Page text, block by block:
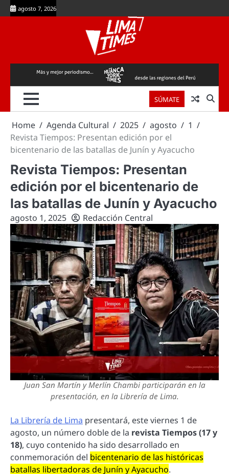
Skip
to
agosto 7, 2026
SÚMATE
Home Agenda Cultural 2025 agosto
1
Revista Tiempos: Presentan edición por el
bicentenario de las batallas de Junín y Ayacucho
Revista Tiempos: Presentan
edición por el bicentenario de
las batallas de Junín y Ayacucho
agosto 1, 2025 Redacción Central
Juan San Martín y Merlín Chambi participarán en la
presentación, en la Librería de Lima.
La Librería de Lima presentará, este viernes 1 de
agosto, un número doble de la revista Tiempos (17 y
18), cuyo contenido ha sido desarrollado en
conmemoración del bicentenario de las históricas
batallas libertadoras de Junín y Ayacucho.